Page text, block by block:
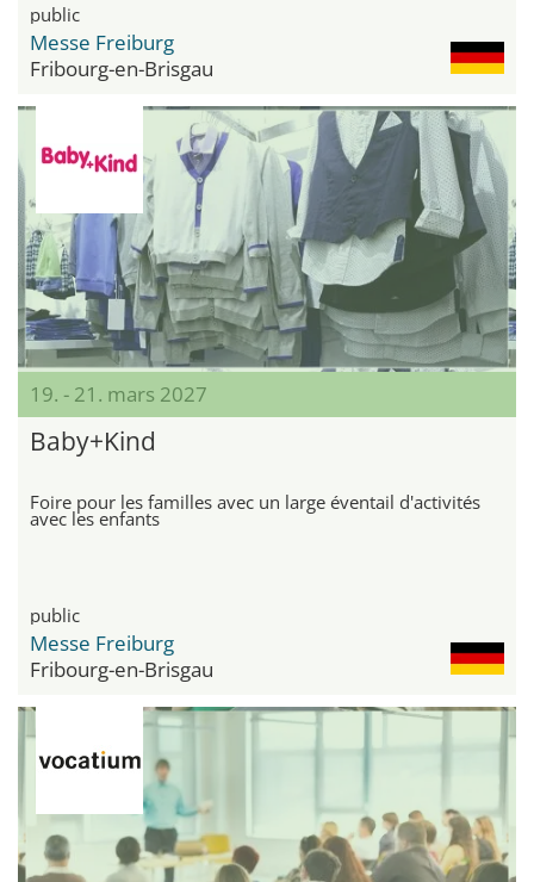
public
Messe Freiburg
Fribourg-en-Brisgau
19. - 21. mars 2027
Baby+Kind
Foire pour les familles avec un large éventail d'activités
avec les enfants
public
Messe Freiburg
Fribourg-en-Brisgau